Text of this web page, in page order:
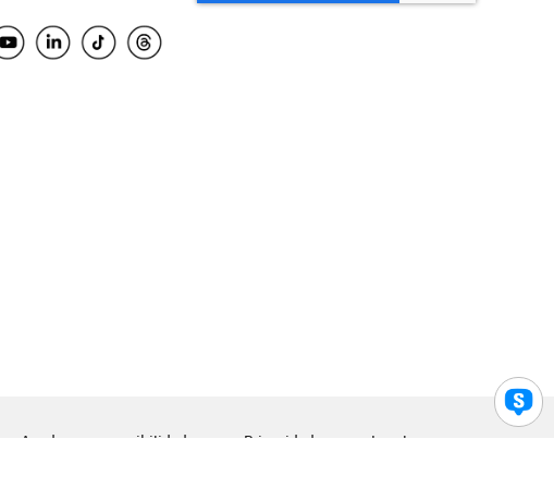
Ayuda para accesibilidad Privacidad Legal